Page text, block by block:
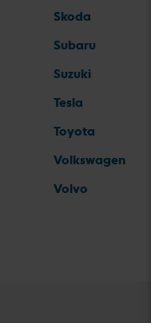
Skoda
Subaru
Suzuki
Tesla
Toyota
Volkswagen
Volvo